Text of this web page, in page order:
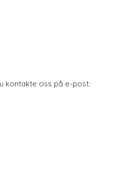
kontakte oss på e-post: